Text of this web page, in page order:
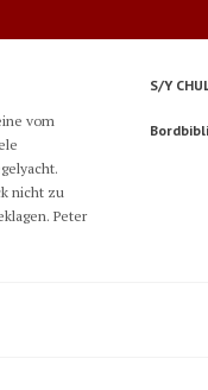
vom
nicht zu
Peter
S/Y